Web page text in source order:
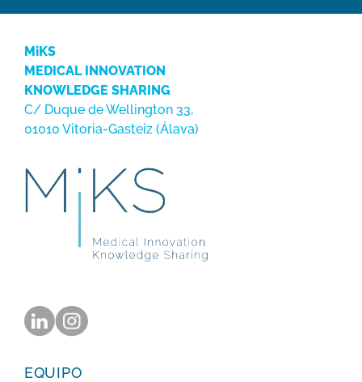
MiKS
MEDICAL INNOVATION
KNOWLEDGE SHARING
C/ Duque de Wellington 33,
01010 Vitoria-Gasteiz (Álava)
EQUIPO